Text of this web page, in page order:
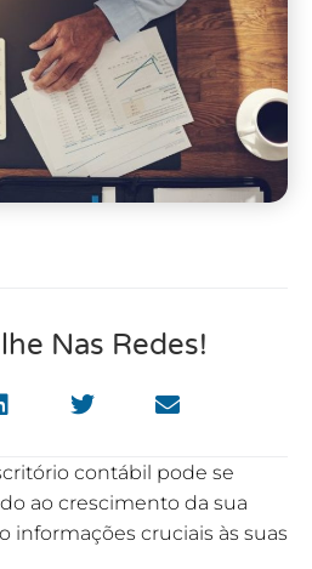
Nas Redes!
contábil pode se
ao crescimento da sua
informações cruciais às suas